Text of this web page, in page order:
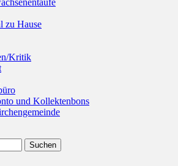
zu Hause
Kritik
und Kollektenbons